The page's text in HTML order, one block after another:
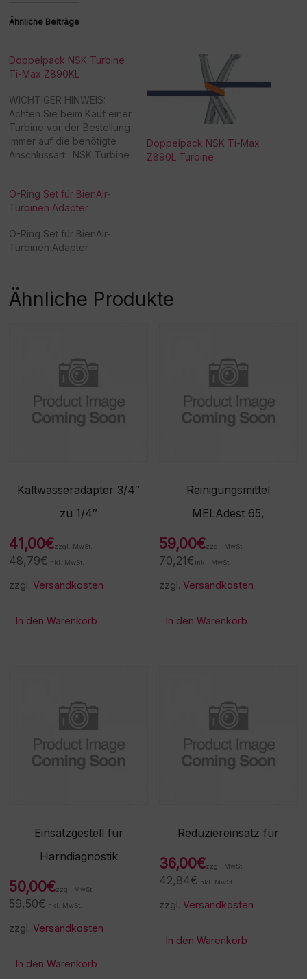
Ähnliche Beiträge
Doppelpack NSK Turbine
Ti-Max Z890KL
WICHTIGER HINWEIS:
Achten Sie beim Kauf einer
Turbine vor der Bestellung
immer auf die benötigte
Anschlussart. NSK Turbine
Geschwindigkeit: 320.000-
400.000/min Kopfgröße: Ø
Spraydüsen: Vierfach-
Spraykühlung
Gehäusebeschichtung:
DURAGRIP Ti-Max Z890 KL
Doppelpack NSK Ti-Max
Z890L Turbine
O-Ring Set für BienAir-
Turbinen Adapter
O-Ring Set für BienAir-
Turbinen Adapter
Ähnliche Produkte
Kaltwasseradapter 3/4″
zu 1/4″
41,00€zzgl. MwSt.
48,79€ inkl. MwSt.
zzgl.Versandkosten
In den Warenkorb
Reinigungsmittel
MELAdest 65,
59,00€zzgl. MwSt.
70,21€ inkl. MwSt.
zzgl.Versandkosten
In den Warenkorb
Einsatzgestell für
Harndiagnostik
50,00€zzgl. MwSt.
59,50€ inkl. MwSt.
zzgl.Versandkosten
In den Warenkorb
Reduziereinsatz für
36,00€zzgl. MwSt.
42,84€ inkl. MwSt.
zzgl.Versandkosten
In den Warenkorb